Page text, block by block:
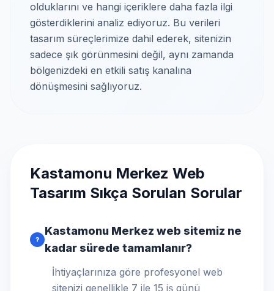
olduklarını ve hangi içeriklere daha fazla ilgi
gösterdiklerini analiz ediyoruz. Bu verileri
tasarım süreçlerimize dahil ederek, sitenizin
sadece şık görünmesini değil, aynı zamanda
bölgenizdeki en etkili satış kanalına
dönüşmesini sağlıyoruz.
Kastamonu Merkez Web
Tasarım Sıkça Sorulan Sorular
?
Kastamonu Merkez web sitemiz ne
kadar sürede tamamlanır?
İhtiyaçlarınıza göre profesyonel web
sitenizi genellikle 7 ile 15 iş günü